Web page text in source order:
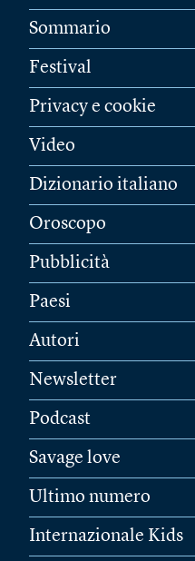
Sommario
Festival
Privacy e cookie
Video
Dizionario italiano
Oroscopo
Pubblicità
Paesi
Autori
Newsletter
Podcast
Savage love
Ultimo numero
Internazionale Kids